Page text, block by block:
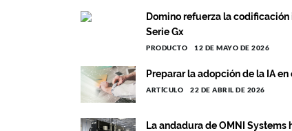
Domino refuerza la
Serie Gx
PRODUCTO 12 DE MAYO DE 2026
Preparar la adopción de la IA
ARTÍCULO 22 DE ABRIL DE 2026
La andadura de OMNI